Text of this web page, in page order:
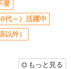
要
代～）活躍中
以外）
もっと見る